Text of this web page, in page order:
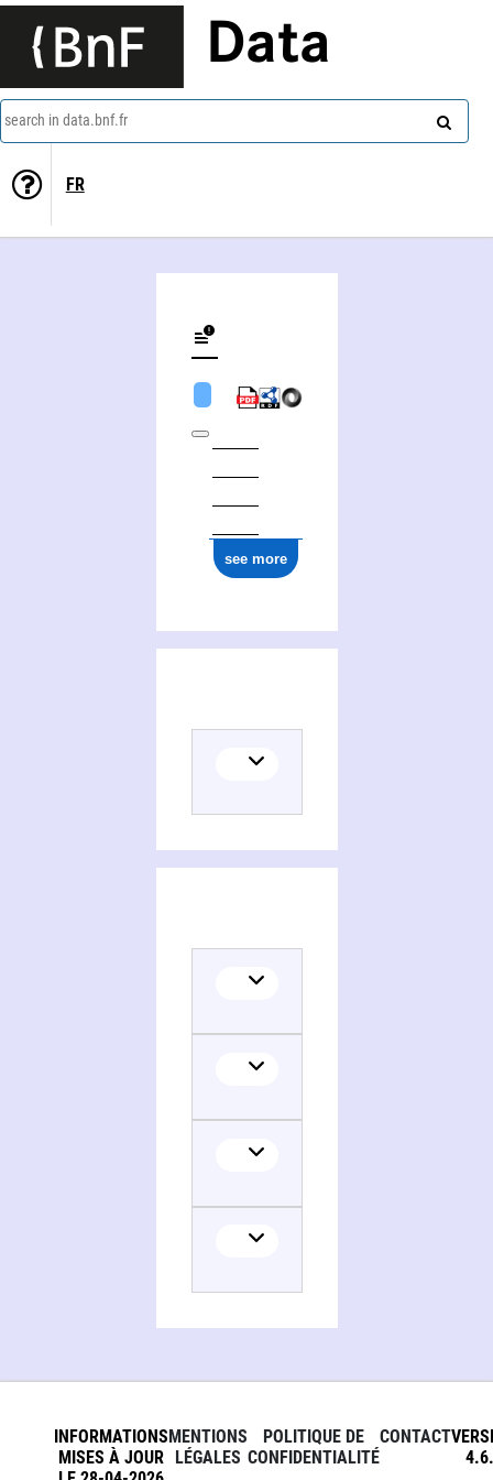
Data
search in data.bnf.fr
FR
see more
INFORMATIONS
MISES À JOUR
MENTIONS
LÉGALES
POLITIQUE DE
CONFIDENTIALITÉ
CONTACT